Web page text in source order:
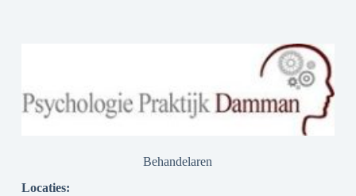
Behandelaren
Locaties: